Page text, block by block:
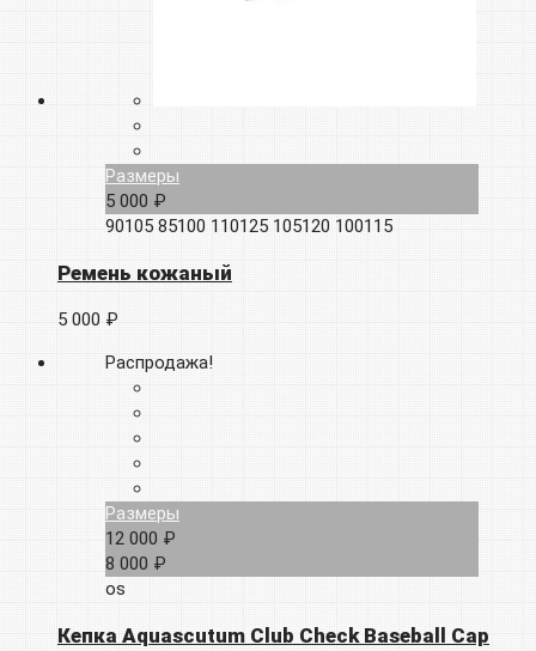
Размеры
5 000 ₽
90105 85100 110125 105120 100115
Ремень кожаный
5 000 ₽
Распродажа!
Размеры
12 000 ₽
8 000 ₽
os
Кепка Aquascutum Club Check Baseball Cap